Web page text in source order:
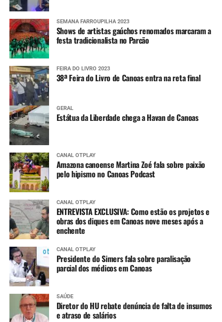
SEMANA FARROUPILHA 2023
Shows de artistas gaúchos renomados marcaram a
festa tradicionalista no Parcão
FEIRA DO LIVRO 2023
38ª Feira do Livro de Canoas entra na reta final
GERAL
Estátua da Liberdade chega a Havan de Canoas
CANAL OTPLAY
Amazona canoense Martina Zoé fala sobre paixão
pelo hipismo no Canoas Podcast
CANAL OTPLAY
ENTREVISTA EXCLUSIVA: Como estão os projetos e
obras dos diques em Canoas nove meses após a
enchente
CANAL OTPLAY
Presidente do Simers fala sobre paralisação
parcial dos médicos em Canoas
SAÚDE
Diretor do HU rebate denúncia de falta de insumos
e atraso de salários